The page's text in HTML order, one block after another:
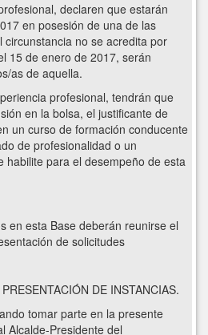
declaren que estarán
en posesión de una de las
circunstancia no se acredita por
15 de enero de 2017, serán
as de aquella.
profesional, tendrán que
en la bolsa, el justificante de
un curso de formación conducente
de profesionalidad o un
habilite para el desempeño de esta
en esta Base deberán reunirse el
de solicitudes
DE INSTANCIAS.
tomar parte en la presente
Alcalde-Presidente del